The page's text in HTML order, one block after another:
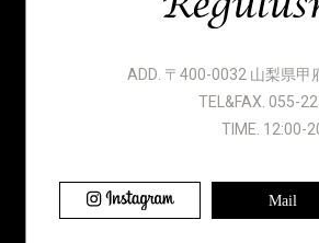
ADD. 〒400-0032 山梨県甲
TEL&FAX. 055-
TIME. 12:00-
Mail